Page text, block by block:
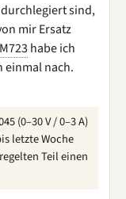
sind,
mir Ersatz
habe ich
einmal nach.
(0–30 V / 0–3 A)
letzte Woche
Teil einen